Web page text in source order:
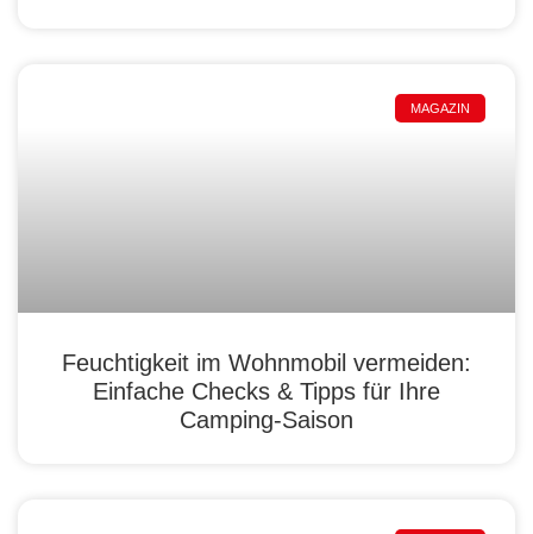
MAGAZIN
Feuchtigkeit im Wohnmobil vermeiden:
Einfache Checks & Tipps für Ihre
Camping-Saison